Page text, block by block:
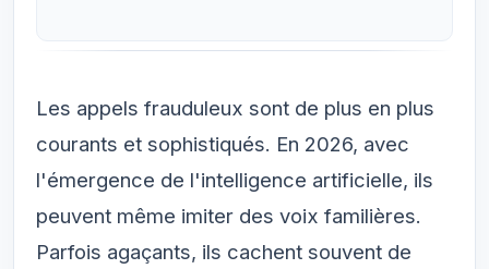
Les appels frauduleux sont de plus en plus
courants et sophistiqués. En 2026, avec
l'émergence de l'intelligence artificielle, ils
peuvent même imiter des voix familières.
Parfois agaçants, ils cachent souvent de